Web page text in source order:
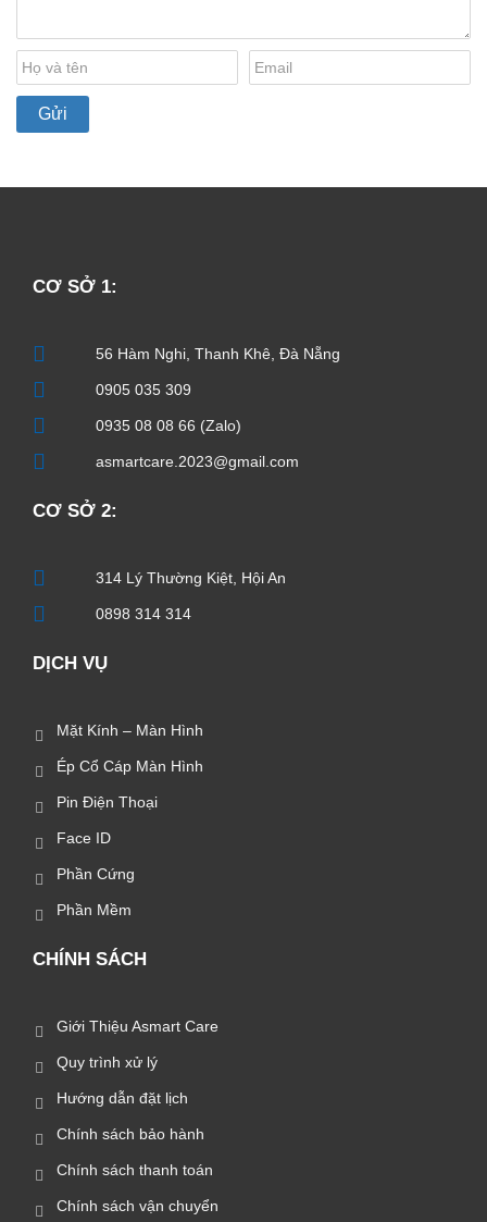
CƠ SỞ 1:
56 Hàm Nghi, Thanh Khê, Đà Nẵng
0905 035 309
0935 08 08 66 (Zalo)
asmartcare.2023@gmail.com
CƠ SỞ 2:
314 Lý Thường Kiệt, Hội An
0898 314 314
DỊCH VỤ
Mặt Kính – Màn Hình
Ép Cổ Cáp Màn Hình
Pin Điện Thoại
Face ID
Phần Cứng
Phần Mềm
CHÍNH SÁCH
Giới Thiệu Asmart Care
Quy trình xử lý
Hướng dẫn đặt lịch
Chính sách bảo hành
Chính sách thanh toán
Chính sách vận chuyển